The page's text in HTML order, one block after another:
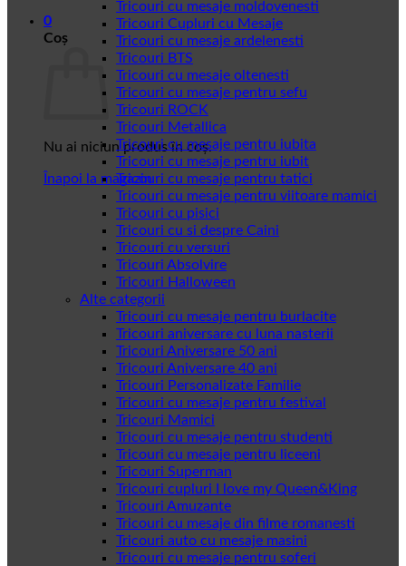
0
Coș
Nu ai niciun produs în coș.
Înapoi la magazin
Tricouri cu mesaje moldovenesti
Tricouri Cupluri cu Mesaje
Tricouri cu mesaje ardelenesti
Tricouri BTS
Tricouri cu mesaje oltenesti
Tricouri cu mesaje pentru sefu
Tricouri ROCK
Tricouri Metallica
Tricouri cu mesaje pentru iubita
Tricouri cu mesaje pentru iubit
Tricouri cu mesaje pentru tatici
Tricouri cu mesaje pentru viitoare mamici
Tricouri cu pisici
Tricouri cu si despre Caini
Tricouri cu versuri
Tricouri Absolvire
Tricouri Halloween
Alte categorii
Tricouri cu mesaje pentru burlacite
Tricouri aniversare cu luna nasterii
Tricouri Aniversare 50 ani
Tricouri Aniversare 40 ani
Tricouri Personalizate Familie
Tricouri cu mesaje pentru festival
Tricouri Mamici
Tricouri cu mesaje pentru studenti
Tricouri cu mesaje pentru liceeni
Tricouri Superman
Tricouri cupluri I love my Queen&King
Tricouri Amuzante
Tricouri cu mesaje din filme romanesti
Tricouri auto cu mesaje masini
Tricouri cu mesaje pentru soferi